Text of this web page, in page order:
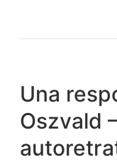
Una
Oszvald